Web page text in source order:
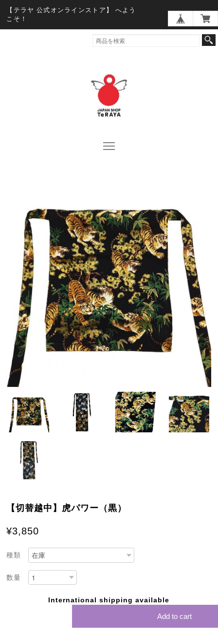
【テラヤ 公式オンラインストア】 へよう
こそ！
【切替越中】虎パワー（黒）
¥3,850
種類
数量
International shipping available
Add to cart